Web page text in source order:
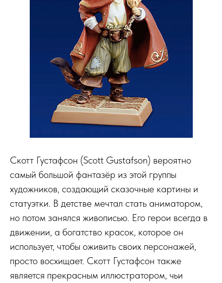
Скотт Густафсон (Scott Gustafson) вероятно
самый большой фантазёр из этой группы
художников, создающий сказочные картины и
статуэтки. В детстве мечтал стать аниматором,
но потом занялся живописью. Его герои всегда в
движении, а богатство красок, которое он
использует, чтобы оживить своих персонажей,
просто восхищает. Скотт Густафсон также
является прекрасным иллюстратором, чьи